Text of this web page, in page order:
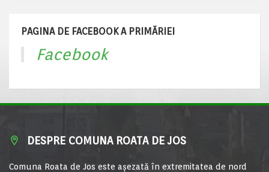
PAGINA DE FACEBOOK A PRIMĂRIEI
Facebook
DESPRE COMUNA ROATA DE JOS
Comuna Roata de Jos este aşezată în extremitatea de nord